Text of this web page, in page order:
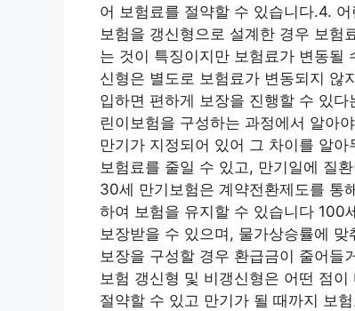
어 보험료를 절약할 수 있습니다.4.
보험을 갱신형으로 설계한 경우 보험
는 것이 특징이지만 보험료가 변동될
신형은 별도로 보험료가 변동되지 않
입하면 편하게 보장을 진행할 수 있
린이보험을 구성하는 과정에서 알아
만기가 지정되어 있어 그 차이를 알
보험료를 줄일 수 있고, 만기일에 질
30세 만기보험은 계약전환제도를 통
하여 보험을 유지할 수 있습니다 100
보장받을 수 있으며, 물가상승률에
보장을 구성할 경우 환급금이 줄어들
보험 갱신형 및 비갱신형은 어떤 점
절약할 수 있고 만기가 될 때까지 보